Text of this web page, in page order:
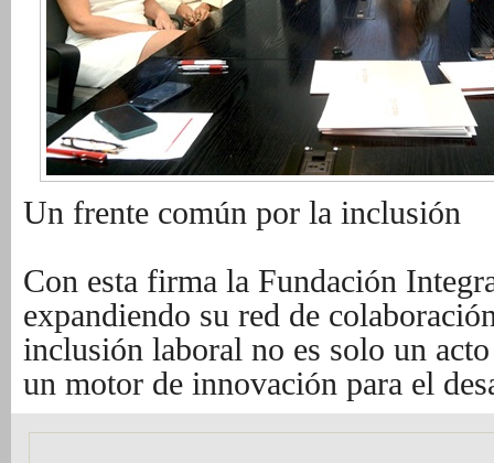
Un frente común por la inclusión
Con esta firma la Fundación
expandiendo su red de
inclusión laboral no es solo un
un motor de innovación para el